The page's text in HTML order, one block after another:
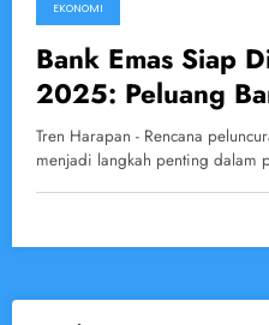
EKONOMI
Bank Emas Siap
2025: Peluang
dan Keamanan
Tren Harapan - Rencana
menjadi langkah penting dalam